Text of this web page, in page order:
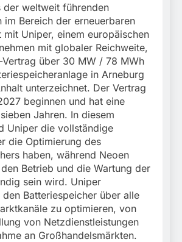
der weltweit führenden
im Bereich der erneuerbaren
mit Uniper, einem europäischen
mit globaler Reichweite,
über 30 MW / 78 MWh
in Arneburg
unterzeichnet. Der Vertrag
beginnen und hat eine
Jahren. In diesem
Uniper die vollständige
die Optimierung des
haben, während Neoen
Betrieb und die Wartung der
sein wird. Uniper
Batteriespeicher über alle
zu optimieren, von
von Netzdienstleistungen
an Großhandelsmärkten.